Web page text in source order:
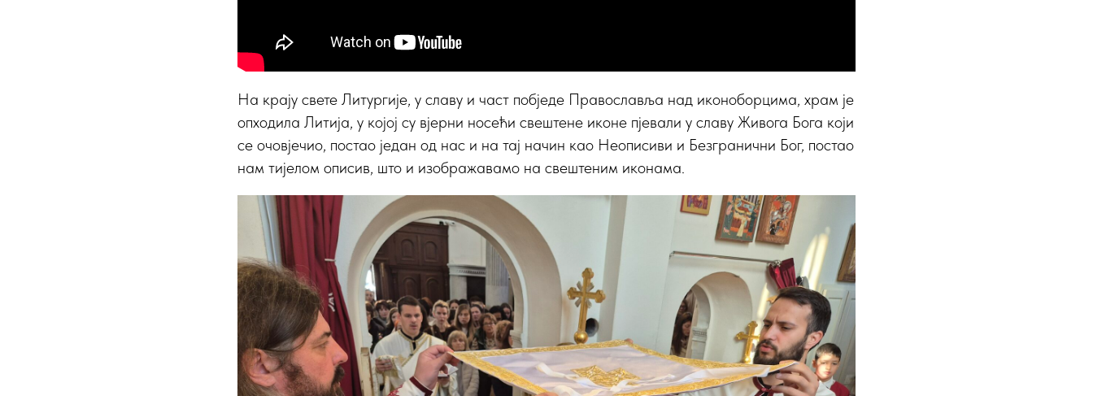
На крају свете Литургије, у славу и част побједе Православља над иконоборцима, храм је
опходила Литија, у којој су вјерни носећи свештене иконе пјевали у славу Живога Бога који
се очовјечио, постао један од нас и на тај начин као Неописиви и Безгранични Бог, постао
нам тијелом описив, што и изображавамо на свештеним иконама.